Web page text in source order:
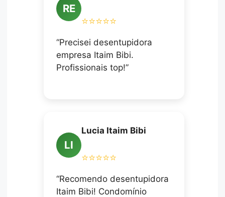
RE
⭐⭐⭐⭐⭐
“Precisei desentupidora
empresa Itaim Bibi.
Profissionais top!”
LI
Lucia Itaim Bibi
⭐⭐⭐⭐⭐
“Recomendo desentupidora
Itaim Bibi! Condomínio